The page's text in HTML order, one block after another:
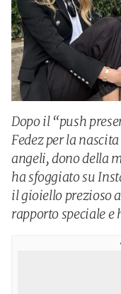
Dopo il “push
Fedez per la
angeli, dono della
ha sfoggiato su
il gioiello prezioso
rapporto speciale e